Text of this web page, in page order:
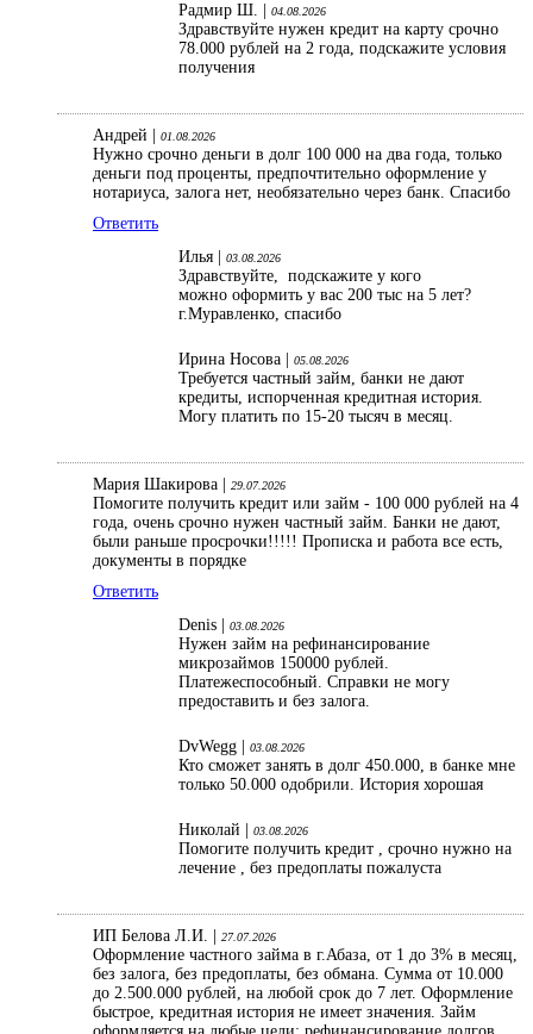
Радмир Ш. | 04.08.2026
Здравствуйте нужен кредит на карту срочно
78.000 рублей на 2 года, подскажите условия
получения
Андрей | 01.08.2026
Нужно срочно деньги в долг 100 000 на два года, только
деньги под проценты, предпочтительно оформление у
нотариуса, залога нет, необязательно через банк. Спасибо
Ответить
Илья |
03.08.2026
Здравствуйте, подскажите у кого
можно оформить у вас 200 тыс на 5 лет?
г.Муравленко, спасибо
Ирина Носова | 05.08.2026
Требуется частный займ, банки не дают
кредиты, испорченная кредитная история.
Могу платить по 15-20 тысяч в месяц.
Мария Шакирова | 29.07.2026
Помогите получить кредит или займ - 100 000 рублей на 4
года, очень срочно нужен частный займ. Банки не дают,
были раньше просрочки!!!!! Прописка и работа все есть,
документы в порядке
Ответить
Denis |
03.08.2026
Нужен займ на рефинансирование
микрозаймов 150000 рублей.
Платежеспособный. Справки не могу
предоставить и без залога.
DvWegg | 03.08.2026
Кто сможет занять в долг 450.000, в банке мне
только 50.000 одобрили. История хорошая
Николай | 03.08.2026
Помогите получить кредит , срочно нужно на
лечение , без предоплаты пожалуста
ИП Белова Л.И. | 27.07.2026
Оформление частного займа в г.Абаза, от 1 до 3% в месяц,
без залога, без предоплаты, без обмана. Сумма от 10.000
до 2.500.000 рублей, на любой срок до 7 лет. Оформление
быстрое, кредитная история не имеет значения. Займ